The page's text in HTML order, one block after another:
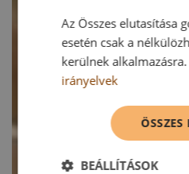
Az Összes elutasítása
esetén csak a
kerülnek
irányelvek
BEÁLLÍTÁSOK